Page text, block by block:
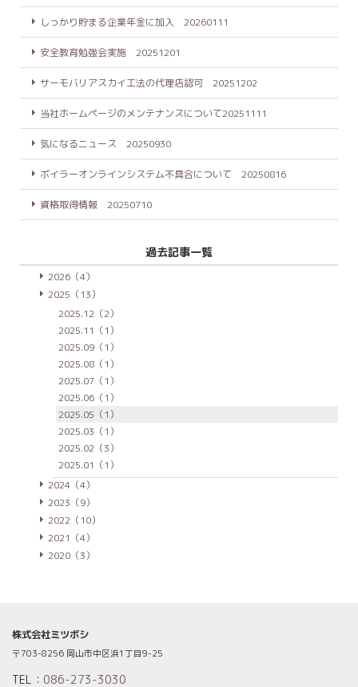
しっかり貯まる企業年金に加入 20260111
安全教育勉強会実施 20251201
サーモバリアスカイ工法の代理店認可 20251202
当社ホームページのメンテナンスについて20251111
気になるニュース 20250930
ボイラーオンラインシステム不具合について 20250816
資格取得情報 20250710
過去記事一覧
2026（4）
2025（13）
2025.12（2）
2025.11（1）
2025.09（1）
2025.08（1）
2025.07（1）
2025.06（1）
2025.05（1）
2025.03（1）
2025.02（3）
2025.01（1）
2024（4）
2023（9）
2022（10）
2021（4）
2020（3）
株式会社ミツボシ
〒703-8256 岡山市中区浜1丁目9-25
TEL： 086-273-3030